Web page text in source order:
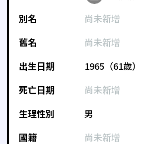
別名
尚未新增
舊名
尚未新增
出生日期
1965（61歲）
死亡日期
尚未新增
生理性別
男
國籍
尚未新增